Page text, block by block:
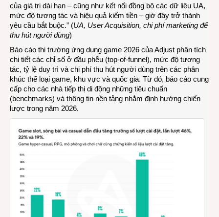
của giá trị dài hạn – cũng như kết nối đồng bộ các dữ liệu UA,
mức độ tương tác và hiệu quả kiếm tiền – giờ đây trở thành
yêu cầu bắt buộc.” (UA, User Acquisition, chi phí marketing để
thu hút người dùng)
Báo cáo thị trường ứng dụng game 2026 của Adjust phân tích
chi tiết các chỉ số ở đầu phễu (top-of-funnel), mức độ tương
tác, tỷ lệ duy trì và chi phí thu hút người dùng trên các phân
khúc thể loại game, khu vực và quốc gia. Từ đó, báo cáo cung
cấp cho các nhà tiếp thị di động những tiêu chuẩn
(benchmarks) và thông tin nền tảng nhằm định hướng chiến
lược trong năm 2026.